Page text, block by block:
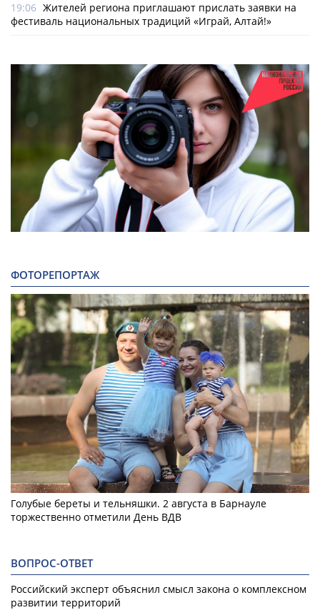
19:06 Жителей региона приглашают прислать заявки на
фестиваль национальных традиций «Играй, Алтай!»
ФОТОРЕПОРТАЖ
Голубые береты и тельняшки. 2 августа в Барнауле
торжественно отметили День ВДВ
ВОПРОС-ОТВЕТ
Российский эксперт объяснил смысл закона о комплексном
развитии территорий